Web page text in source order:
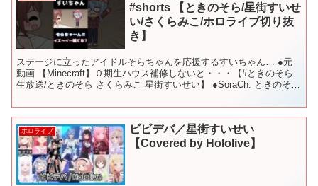
#shorts 【ときのそら/星街すいせ
い/さくらみこ/ホロライブ切り抜
き】
ステージに立ったアイドルそらちゃんを応援するすいちゃん… ●元
動画 【Minecraft】０期生ハウス補修しないと・・・【#ときのそら
生放送/ときのそら さくらみこ 星街すいせい】 ●SoraCh. ときのそら
ホロライブ
ビビデバ／星街すいせい
【Covered by Hololive】